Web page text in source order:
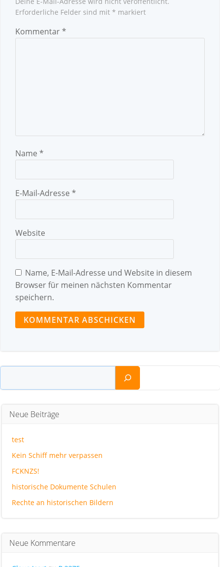
Erforderliche Felder sind mit * markiert
Kommentar*
Name *
E-Mail-Adresse *
Website
Name, E-Mail-Adresse und Website in diesem
Browser für meinen nächsten Kommentar
speichern.
Suchen
Neue Beiträge
test
Kein Schiff mehr verpassen
FCKNZS!
historische Dokumente Schulen
Rechte an historischen Bildern
Neue Kommentare